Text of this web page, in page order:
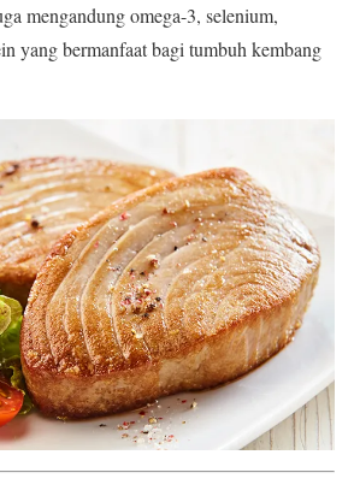
mengandung omega-3, selenium,
yang bermanfaat bagi tumbuh kembang